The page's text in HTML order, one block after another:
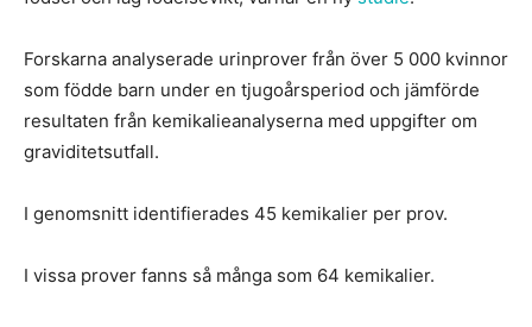
Forskarna analyserade urinprover från över 5 000 kvinnor
som födde barn under en tjugoårsperiod och jämförde
resultaten från kemikalieanalyserna med uppgifter om
graviditetsutfall.
I genomsnitt identifierades 45 kemikalier per prov.
I vissa prover fanns så många som 64 kemikalier.